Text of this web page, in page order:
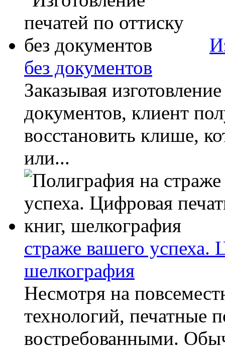
без документов
Заказывая
документов, клиент
восстановить клише,
или...
страже вашего успеха.
шелкография
Несмотря на
технологий, печатные
востребованными.